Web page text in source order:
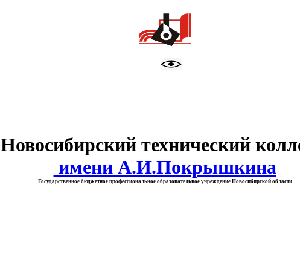
Новосибирский технический
имени А.И.Покрышкина
Государственное бюджетное профессиональное образовательное учреждение Новосибирской области